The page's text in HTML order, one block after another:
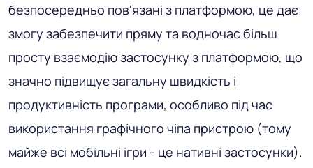
безпосередньо пов'язані з платформою, це дає
змогу забезпечити пряму та водночас більш
просту взаємодію застосунку з платформою, що
значно підвищує загальну швидкість і
продуктивність програми, особливо під час
використання графічного чіпа пристрою (тому
майже всі мобільні ігри - це нативні застосунки).